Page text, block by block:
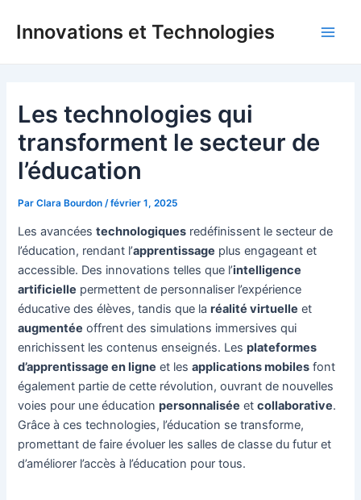
Innovations et Technologies
Les technologies qui
transforment le secteur de
l’éducation
ParClara Bourdon /février 1, 2025
Les avancéestechnologiques redéfinissent le secteur de
l’éducation, rendant l’apprentissage plus engageant et
accessible. Des innovations telles que l’intelligence
artificielle permettent de personnaliser l’expérience
éducative des élèves, tandis que laréalité virtuelle et
augmentée offrent des simulations immersives qui
enrichissent les contenus enseignés. Lesplateformes
d’apprentissage en ligne et lesapplications mobiles font
également partie de cette révolution, ouvrant de nouvelles
voies pour une éducationpersonnalisée etcollaborative.
Grâce à ces technologies, l’éducation se transforme,
promettant de faire évoluer les salles de classe du futur et
d’améliorer l’accès à l’éducation pour tous.